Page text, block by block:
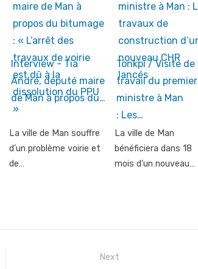
Interview - Tia
André, député maire
de Man à propos du…
La ville de Man souffre
d’un problème voirie et
de…
Tonkpi / Visite de
travail du premier
ministre à Man
: Les…
La ville de Man
bénéficiera dans 18
mois d’un nouveau…
Next